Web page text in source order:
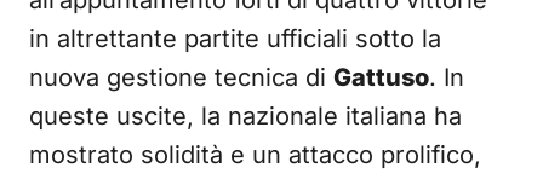
in altrettante partite ufficiali sotto la
nuova gestione tecnica di Gattuso. In
queste uscite, la nazionale italiana ha
mostrato solidità e un attacco prolifico,